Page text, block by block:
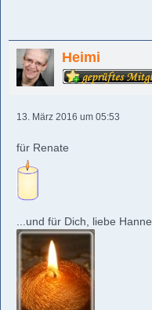
Heimi
13. März 2016 um 05:53
für Renate
...und für Dich, liebe Hanne